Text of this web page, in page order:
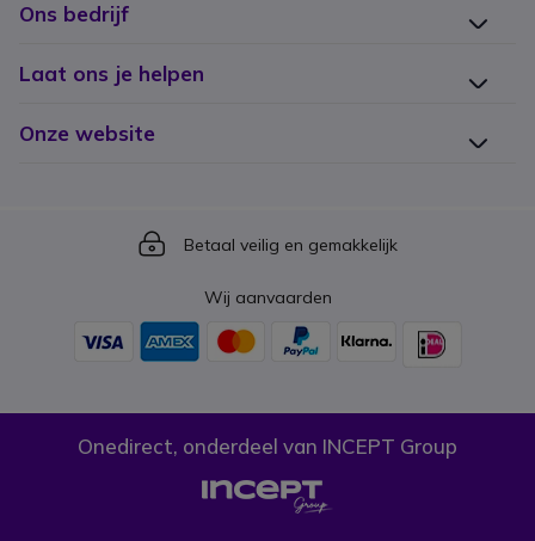
Ons bedrijf
Laat ons je helpen
Onze website
Icon
Betaal veilig en gemakkelijk
Wij aanvaarden
Onedirect, onderdeel van INCEPT Group